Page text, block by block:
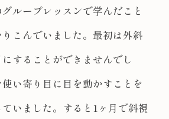
ループレッスンで学んだこと
こんでいました。最初は外斜
することができませんでし
い寄り目に目を動かすことを
いました。すると1ヶ月で斜視